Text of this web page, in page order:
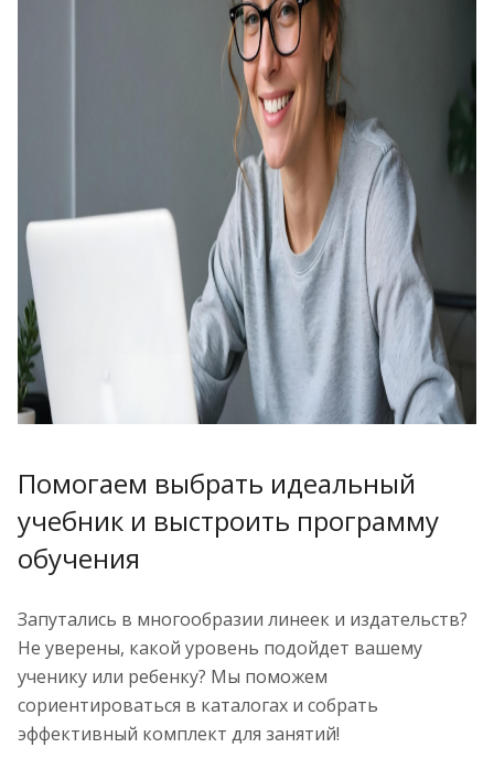
Помогаем выбрать идеальный
учебник и выстроить программу
обучения
Запутались в многообразии линеек и издательств?
Не уверены, какой уровень подойдет вашему
ученику или ребенку? Мы поможем
сориентироваться в каталогах и собрать
эффективный комплект для занятий!